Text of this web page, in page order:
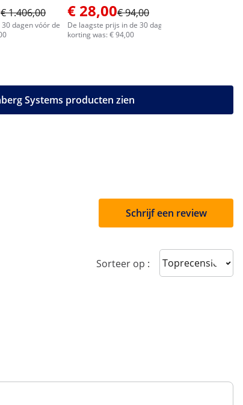
€ 1.406,00
dagen vóór de
€ 28,00€ 94,00
De laagste prijs in de 30 dagen vóór de
korting was: € 94,00
Systems producten zien
Schrijf een review
Sorteer op : Sort reviews